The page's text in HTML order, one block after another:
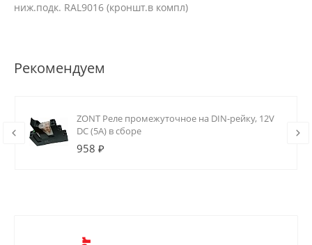
ниж.подк. RAL9016 (кроншт.в компл)
Рекомендуем
ZONT Реле промежуточное на DIN-рейку, 12V
DC (5А) в сборе
958 ₽